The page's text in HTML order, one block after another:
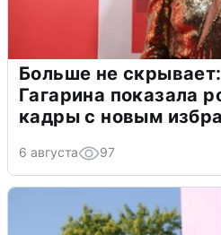
Больше не
Гагарина показала
кадры с новым
6 августа 97